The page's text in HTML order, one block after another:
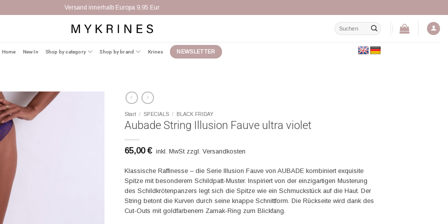
Versand innerhalb Europa 9,95 Eur
Suchen
nach:
Home New In Shop by category Shop by brand Krines NEWSLETTER
Start / SPECIALS / BLACK FRIDAY
Aubade String Illusion Fauve ultra violet
65,00€ inkl. MwSt zzgl. Versandkosten
Klassische Raffinesse – die Serie Illusion Fauve von AUBADE kombiniert exquisite
Spitze mit besonderem Schildpatt-Muster. Inspiriert von der einzigartigen Musterung
des Schildkrötenpanzers legt sich die Spitze wie ein Schmuckstück auf die Haut. Der
String betont die Kurven durch seine knappe Schnittform. Die Rückseite wird dank des
Cut-Outs mit goldfarbenem Zamak-Ring zum Blickfang.